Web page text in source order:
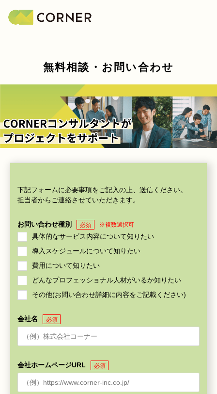
無料相談・お問い合わせ
下記フォームに必要事項をご記入の上、送信ください。
担当者からご連絡させていただきます。
お問い合わせ種別 必須 ※複数選択可
具体的なサービス内容について知りたい
導入スケジュールについて知りたい
費用について知りたい
どんなプロフェッショナル人材がいるか知りたい
その他(お問い合わせ詳細に内容をご記載ください)
会社名 必須
会社ホームページURL 必須